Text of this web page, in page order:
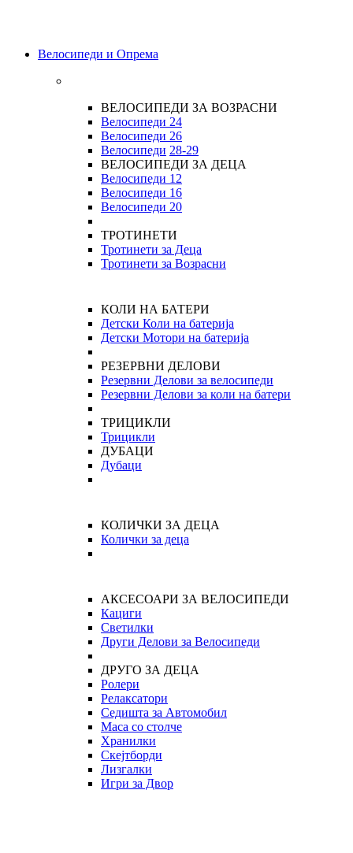
Велосипеди и Опрема
ВЕЛОСИПЕДИ ЗА ВОЗРАСНИ
Велосипеди 24
Велосипеди 26
Велосипеди 28-29
ВЕЛОСИПЕДИ ЗА ДЕЦА
Велосипеди 12
Велосипеди 16
Велосипеди 20
ТРОТИНЕТИ
Тротинети за Деца
Тротинети за Возрасни
КОЛИ НА БАТЕРИ
Детски Коли на батерија
Детски Мотори на батерија
РЕЗЕРВНИ ДЕЛОВИ
Резервни Делови за велосипеди
Резервни Делови за коли на батери
ТРИЦИКЛИ
Трицикли
ДУБАЦИ
Дубаци
КОЛИЧКИ ЗА ДЕЦА
Колички за деца
АКСЕСОАРИ ЗА ВЕЛОСИПЕДИ
Кациги
Светилки
Други Делови за Велосипеди
ДРУГО ЗА ДЕЦА
Ролери
Релаксатори
Седишта за Автомобил
Маса со столче
Хранилки
Скејтборди
Лизгалки
Игри за Двор